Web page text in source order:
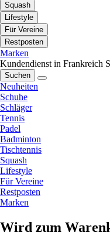
Squash
Lifestyle
Für Vereine
Restposten
Marken
Kundendienst in Frankreich
Suchen
Neuheiten
Schuhe
Schläger
Tennis
Padel
Badminton
Tischtennis
Squash
Lifestyle
Für Vereine
Restposten
Marken
Wird zum